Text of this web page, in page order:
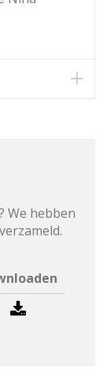
We hebben